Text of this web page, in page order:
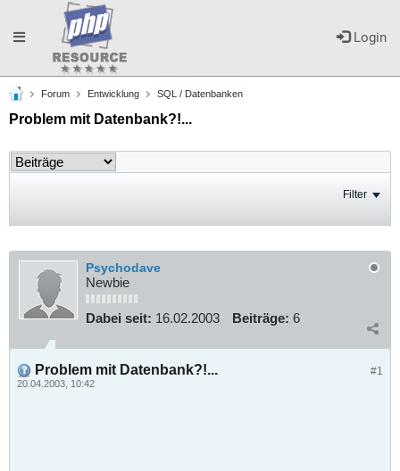
Login
Toggle
navigation
Forum Entwicklung SQL / Datenbanken
Problem mit Datenbank?!...
Filter
Psychodave
Newbie
Dabei seit: 16.02.2003 Beiträge: 6
#1
Problem mit Datenbank?!...
20.04.2003, 10:42